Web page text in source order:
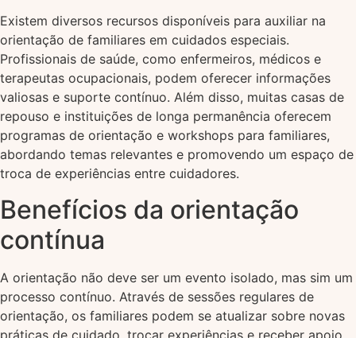
Existem diversos recursos disponíveis para auxiliar na
orientação de familiares em cuidados especiais.
Profissionais de saúde, como enfermeiros, médicos e
terapeutas ocupacionais, podem oferecer informações
valiosas e suporte contínuo. Além disso, muitas casas de
repouso e instituições de longa permanência oferecem
programas de orientação e workshops para familiares,
abordando temas relevantes e promovendo um espaço de
troca de experiências entre cuidadores.
Benefícios da orientação
contínua
A orientação não deve ser um evento isolado, mas sim um
processo contínuo. Através de sessões regulares de
orientação, os familiares podem se atualizar sobre novas
práticas de cuidado, trocar experiências e receber apoio